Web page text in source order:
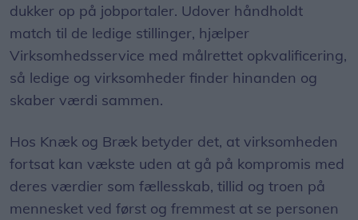
dukker op på jobportaler. Udover håndholdt
match til de ledige stillinger, hjælper
Virksomhedsservice med målrettet opkvalificering,
så ledige og virksomheder finder hinanden og
skaber værdi sammen.
Hos Knæk og Bræk betyder det, at virksomheden
fortsat kan vækste uden at gå på kompromis med
deres værdier som fællesskab, tillid og troen på
mennesket ved først og fremmest at se personen